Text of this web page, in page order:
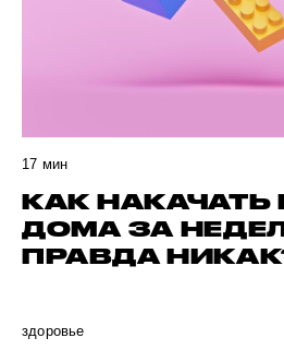
17 мин
КАК НАКАЧАТЬ
ДОМА ЗА
ПРАВДА
здоровье